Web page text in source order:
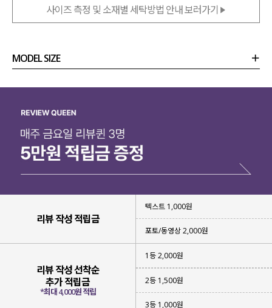
사이즈 측정 및 소재별 세탁방법 안내 보러가기
MODEL SIZE
리뷰 작성 적립금
텍스트 1,000원
포토/동영상 2,000원
리뷰 작성 선착순
추가 적립금
*최대 4,000원 적립
1등 2,000원
2등 1,500원
3등 1,000원